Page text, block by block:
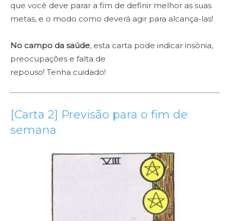
que você deve parar a fim de definir melhor as suas
metas, e o modo como deverá agir para alcança-las!
No campo da saúde, esta carta pode indicar insônia,
preocupações e falta de
repouso! Tenha cuidado!
[Carta 2] Previsão para o fim de
semana